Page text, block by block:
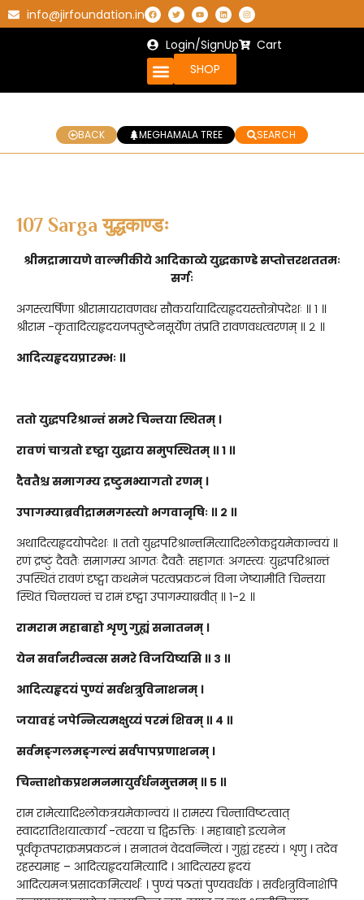
info@jirfoundation.in
Login/SignUp
Cart
SHOP
BACK MEGHAMALA TREE SEARCH
107 Sarga युद्धकाण्डः
श्रीमद्रामायणे वाल्मीकीये आदिकाव्ये युद्धकाण्डे सप्तोत्तरशततमः
सर्गः
अगस्त्यर्षिणा श्रीरामायरावणवध सौकर्यायादित्यहृदयस्तोत्रोपदेशः ॥ १ ॥
श्रीराम -कृतादित्यहृदयजपतुष्टेनसूर्येण तंप्रति रावणवधत्वरणम् ॥ २ ॥
आदित्यहृदयप्रारम्भः ॥
ततो युद्धपरिश्रान्तं समरे चिन्तया स्थितम् ।
रावणं चाग्रतो दृष्ट्वा युद्धाय समुपस्थितम् ॥ १ ॥
दैवतैश्च समागम्य द्रष्टुमभ्यागतो रणम् ।
उपागम्याब्रवीद्राममगस्त्यो भगवानृषिः ॥ २ ॥
अथादित्यहृदयोपदेशः ॥ ततो युद्धपरिश्रान्तमित्यादिश्लोकद्वयमेकान्वयं ॥
रणं द्रष्टुं दैवतैः समागम्य आगतः दैवतैः सहागतः अगस्त्यः युद्धपरिश्रान्तं
उपस्थितं रावणं दृष्ट्वा कथमेनं परत्वप्रकटनं विना जेष्यामीति चिन्तया
स्थितं चिन्तयन्तं च रामं दृष्ट्वा उपागम्याब्रवीत् ॥ १-२ ॥
रामराम महाबाहो शृणु गुह्यं सनातनम् ।
येन सर्वानरीन्वत्स समरे विजयिष्यसि ॥ ३ ॥
आदित्यहृदयं पुण्यं सर्वशत्रुविनाशनम् ।
जयावहं जपेन्नित्यमक्षुय्यं परमं शिवम् ॥ ४ ॥
सर्वमङ्गलमङ्गल्यं सर्वपापप्रणाशनम् ।
चिन्ताशोकप्रशमनमायुर्वर्धनमुत्तमम् ॥ ५ ॥
राम रामेत्यादिश्लोकत्रयमेकान्वयं ।। रामस्य चिन्ताविष्टत्वात्
स्वादरातिशयात्कार्य -त्वरया च द्विरुक्तिः । महाबाहो इत्यनेन
पूर्वकृतपराक्रमप्रकटनं । सनातनं वेदवन्नित्यं । गुह्यं रहस्यं । शृणु । तदेव
रहस्यमाह – आदित्यहृदयमित्यादि । आदित्यस्य हृदयं
आदित्यमनःप्रसादकमित्यर्थः । पुण्यं पठतां पुण्यवर्धकं । सर्वशत्रुविनाशेपि